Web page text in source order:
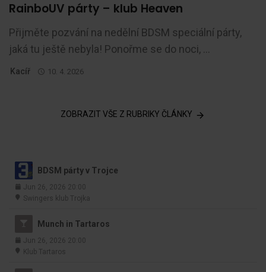
RainboUV párty – klub Heaven
Přijměte pozvání na nedělní BDSM speciální párty,
jaká tu ještě nebyla! Ponořme se do noci, ...
Kacíř 10. 4. 2026
ZOBRAZIT VŠE Z RUBRIKY ČLÁNKY
BDSM párty v Trojce
Jun 26, 2026 20:00
Swingers klub Trojka
Munch in Tartaros
Jun 26, 2026 20:00
Klub Tartaros